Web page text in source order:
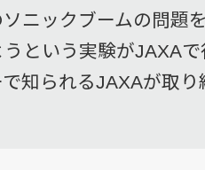
ソニックブームの問題
という実験がJAXA
知られるJAXAが取